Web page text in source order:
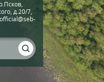
д.20/7,